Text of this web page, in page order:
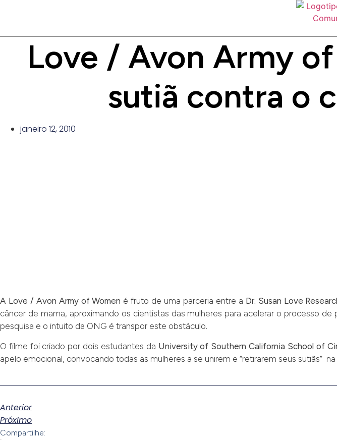
Love / Avon Army
sutiã contra o
janeiro 12, 2010
A Love / Avon Army of Women é fruto de uma parceria entre a Dr. Susan Love
câncer de mama, aproximando os cientistas das mulheres para acelerar o processo
pesquisa e o intuito da ONG é transpor este obstáculo.
O filme foi criado por dois estudantes da University of Southern California School of
apelo emocional, convocando todas as mulheres a se unirem e “retirarem seus sutiãs”
Anterior
Próximo
Compartilhe: